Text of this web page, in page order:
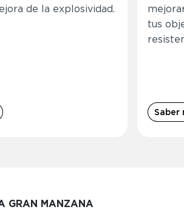
de la explosividad.
tus
Saber
GRAN MANZANA